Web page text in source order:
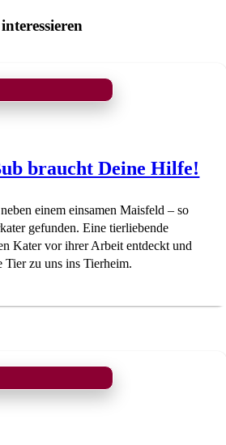
braucht Deine Hilfe!
einem einsamen Maisfeld – so
gefunden. Eine tierliebende
Kater vor ihrer Arbeit entdeckt und
Tier zu uns ins Tierheim.